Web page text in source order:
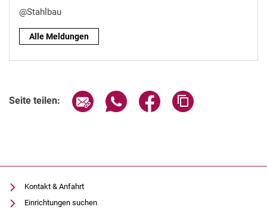
@Stahlbau
Alle Meldungen
Seite teilen: Seite über E-Mail teilen
Seite über WhatsApp teilen
Seite über Facebook
Kontakt & Anfahrt
Einrichtungen suchen